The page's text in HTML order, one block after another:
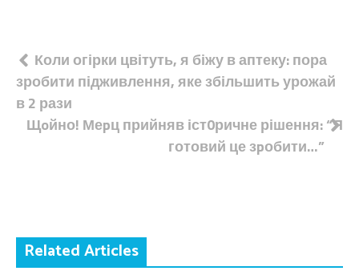
Навігація
записів
Коли огірки цвітуть, я біжу в аптеку: пора
зробити підживлення, яке збільшить урожай
в 2 рази
Щoйно! Меpц прийняв іст0ричне рішення: “Я
готовий це зpобити…”
Related Articles